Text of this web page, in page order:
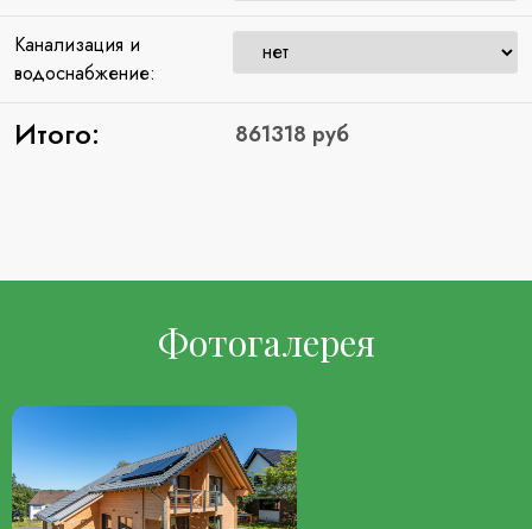
Канализация и
водоснабжение:
Итого:
Фотогалерея